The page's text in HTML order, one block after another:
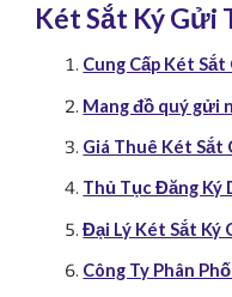
Két Sắt Ký Gửi
Cung Cấp Két
Mang đồ quý gửi
Giá Thuê Két Sắt
Thủ Tục Đăng Ký
Đại Lý Két Sắt Ký
Công Ty Phân